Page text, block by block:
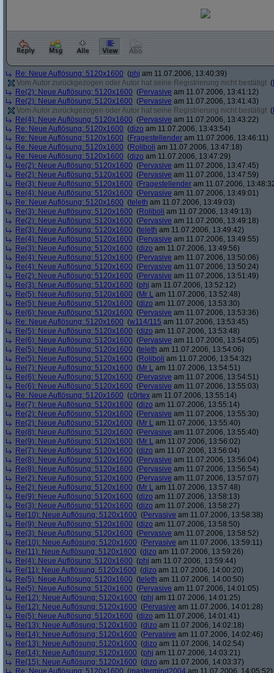
Re: Neue Auflösung: 5120x1600 (phj am 11.07.2006, 13:40:39)
Vom Autor zurückgezogen oder Autor hat seine Registrierung nicht bestätigt (
Re(2): Neue Auflösung: 5120x1600 (Pervasive am 11.07.2006, 13:41:12)
Re(2): Neue Auflösung: 5120x1600 (Pervasive am 11.07.2006, 13:41:43)
Vom Autor zurückgezogen oder Autor hat seine Registrierung nicht bestätigt (
Re(4): Neue Auflösung: 5120x1600 (Pervasive am 11.07.2006, 13:43:22)
Re: Neue Auflösung: 5120x1600 (dizo am 11.07.2006, 13:43:54)
Re: Neue Auflösung: 5120x1600 (Fragestellender am 11.07.2006, 13:46:11)
Re: Neue Auflösung: 5120x1600 (Roliboli am 11.07.2006, 13:47:18)
Re: Neue Auflösung: 5120x1600 (dizo am 11.07.2006, 13:47:29)
Re(2): Neue Auflösung: 5120x1600 (Pervasive am 11.07.2006, 13:47:45)
Re(2): Neue Auflösung: 5120x1600 (Pervasive am 11.07.2006, 13:47:59)
Re(3): Neue Auflösung: 5120x1600 (Fragestellender am 11.07.2006,
Re(4): Neue Auflösung: 5120x1600 (Pervasive am 11.07.2006, 13:49:01)
Re: Neue Auflösung: 5120x1600 (teleth am 11.07.2006, 13:49:03)
Re(3): Neue Auflösung: 5120x1600 (Roliboli am 11.07.2006, 13:49:13)
Re(2): Neue Auflösung: 5120x1600 (Pervasive am 11.07.2006, 13:49:18)
Re(3): Neue Auflösung: 5120x1600 (teleth am 11.07.2006, 13:49:42)
Re(4): Neue Auflösung: 5120x1600 (Pervasive am 11.07.2006, 13:49:55)
Re(3): Neue Auflösung: 5120x1600 (dizo am 11.07.2006, 13:49:56)
Re(4): Neue Auflösung: 5120x1600 (Pervasive am 11.07.2006, 13:50:06)
Re(4): Neue Auflösung: 5120x1600 (Pervasive am 11.07.2006, 13:50:24)
Re(2): Neue Auflösung: 5120x1600 (Pervasive am 11.07.2006, 13:51:49)
Re(3): Neue Auflösung: 5120x1600 (phj am 11.07.2006, 13:52:12)
Re(5): Neue Auflösung: 5120x1600 (Mr L am 11.07.2006, 13:52:48)
Re(5): Neue Auflösung: 5120x1600 (dizo am 11.07.2006, 13:53:30)
Re(6): Neue Auflösung: 5120x1600 (Pervasive am 11.07.2006, 13:53:36)
Re: Neue Auflösung: 5120x1600 (w114/115 am 11.07.2006, 13:53:45)
Re(5): Neue Auflösung: 5120x1600 (dizo am 11.07.2006, 13:53:48)
Re(6): Neue Auflösung: 5120x1600 (Pervasive am 11.07.2006, 13:54:05)
Re(5): Neue Auflösung: 5120x1600 (teleth am 11.07.2006, 13:54:06)
Re(5): Neue Auflösung: 5120x1600 (Roliboli am 11.07.2006, 13:54:32)
Re(7): Neue Auflösung: 5120x1600 (Mr L am 11.07.2006, 13:54:51)
Re(6): Neue Auflösung: 5120x1600 (Pervasive am 11.07.2006, 13:54:51)
Re(6): Neue Auflösung: 5120x1600 (Pervasive am 11.07.2006, 13:55:03)
Re: Neue Auflösung: 5120x1600 (c0rtex am 11.07.2006, 13:55:14)
Re(7): Neue Auflösung: 5120x1600 (dizo am 11.07.2006, 13:55:14)
Re(2): Neue Auflösung: 5120x1600 (Pervasive am 11.07.2006, 13:55:30)
Re(2): Neue Auflösung: 5120x1600 (Mr L am 11.07.2006, 13:55:40)
Re(8): Neue Auflösung: 5120x1600 (Pervasive am 11.07.2006, 13:55:40)
Re(9): Neue Auflösung: 5120x1600 (Mr L am 11.07.2006, 13:56:02)
Re(7): Neue Auflösung: 5120x1600 (dizo am 11.07.2006, 13:56:04)
Re(8): Neue Auflösung: 5120x1600 (Pervasive am 11.07.2006, 13:56:04)
Re(8): Neue Auflösung: 5120x1600 (Pervasive am 11.07.2006, 13:56:54)
Re(2): Neue Auflösung: 5120x1600 (Pervasive am 11.07.2006, 13:57:07)
Re(2): Neue Auflösung: 5120x1600 (Mr L am 11.07.2006, 13:57:48)
Re(9): Neue Auflösung: 5120x1600 (dizo am 11.07.2006, 13:58:13)
Re(3): Neue Auflösung: 5120x1600 (dizo am 11.07.2006, 13:58:27)
Re(10): Neue Auflösung: 5120x1600 (Pervasive am 11.07.2006, 13:58:38)
Re(9): Neue Auflösung: 5120x1600 (dizo am 11.07.2006, 13:58:50)
Re(3): Neue Auflösung: 5120x1600 (Pervasive am 11.07.2006, 13:58:52)
Re(10): Neue Auflösung: 5120x1600 (Pervasive am 11.07.2006, 13:59:11)
Re(11): Neue Auflösung: 5120x1600 (dizo am 11.07.2006, 13:59:26)
Re(4): Neue Auflösung: 5120x1600 (phj am 11.07.2006, 13:59:44)
Re(11): Neue Auflösung: 5120x1600 (dizo am 11.07.2006, 14:00:20)
Re(5): Neue Auflösung: 5120x1600 (teleth am 11.07.2006, 14:00:50)
Re(5): Neue Auflösung: 5120x1600 (Pervasive am 11.07.2006, 14:01:05)
Re(12): Neue Auflösung: 5120x1600 (phj am 11.07.2006, 14:01:25)
Re(12): Neue Auflösung: 5120x1600 (Pervasive am 11.07.2006, 14:01:28)
Re(5): Neue Auflösung: 5120x1600 (dizo am 11.07.2006, 14:01:41)
Re(13): Neue Auflösung: 5120x1600 (dizo am 11.07.2006, 14:02:18)
Re(14): Neue Auflösung: 5120x1600 (Pervasive am 11.07.2006, 14:02:46)
Re(13): Neue Auflösung: 5120x1600 (dizo am 11.07.2006, 14:02:54)
Re(14): Neue Auflösung: 5120x1600 (phj am 11.07.2006, 14:03:21)
Re(15): Neue Auflösung: 5120x1600 (dizo am 11.07.2006, 14:03:37)
Re: Neue Auflösung: 5120x1600 (mastermind2004 am 11.07.2006, 14:05:52)